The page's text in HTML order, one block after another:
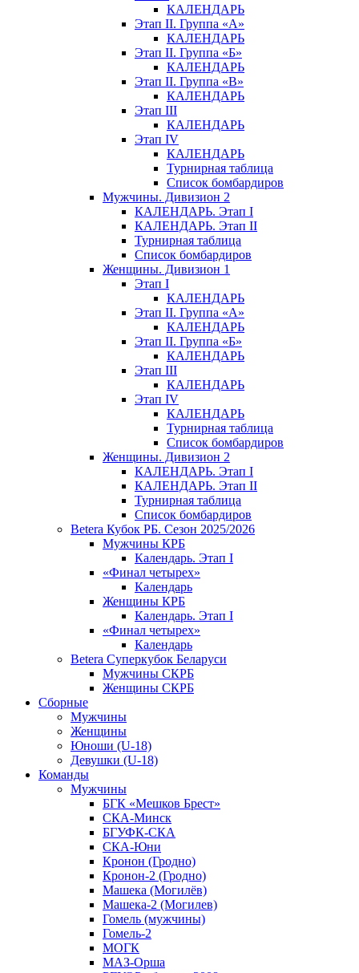
КАЛЕНДАРЬ
Этап II. Группа «А»
КАЛЕНДАРЬ
Этап II. Группа «Б»
КАЛЕНДАРЬ
Этап II. Группа «В»
КАЛЕНДАРЬ
Этап III
КАЛЕНДАРЬ
Этап IV
КАЛЕНДАРЬ
Турнирная таблица
Список бомбардиров
Мужчины. Дивизион 2
КАЛЕНДАРЬ. Этап I
КАЛЕНДАРЬ. Этап II
Турнирная таблица
Список бомбардиров
Женщины. Дивизион 1
Этап I
КАЛЕНДАРЬ
Этап II. Группа «А»
КАЛЕНДАРЬ
Этап II. Группа «Б»
КАЛЕНДАРЬ
Этап III
КАЛЕНДАРЬ
Этап IV
КАЛЕНДАРЬ
Турнирная таблица
Список бомбардиров
Женщины. Дивизион 2
КАЛЕНДАРЬ. Этап I
КАЛЕНДАРЬ. Этап II
Турнирная таблица
Список бомбардиров
Betera Кубок РБ. Сезон 2025/2026
Мужчины КРБ
Календарь. Этап I
«Финал четырех»
Календарь
Женщины КРБ
Календарь. Этап I
«Финал четырех»
Календарь
Betera Суперкубок Беларуси
Мужчины СКРБ
Женщины СКРБ
Сборные
Мужчины
Женщины
Юноши (U-18)
Девушки (U-18)
Команды
Мужчины
БГК «Мешков Брест»
СКА-Минск
БГУФК-СКА
СКА-Юни
Кронон (Гродно)
Кронон-2 (Гродно)
Машека (Могилёв)
Машека-2 (Могилев)
Гомель (мужчины)
Гомель-2
МОГК
МАЗ-Орша